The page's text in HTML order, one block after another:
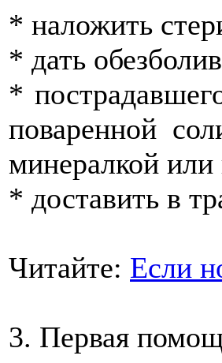
* наложить
* дать
*
поваренной
минералкой
* доставить в
Читайте: Если
3. Первая